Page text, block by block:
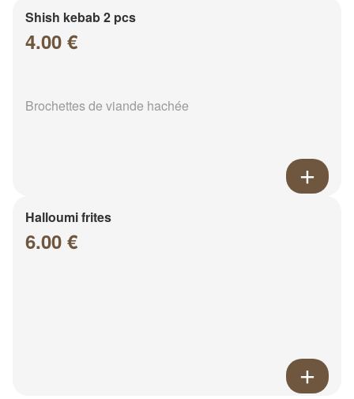
Shish kebab 2 pcs
4.00 €
Brochettes de viande hachée
Halloumi frites
6.00 €